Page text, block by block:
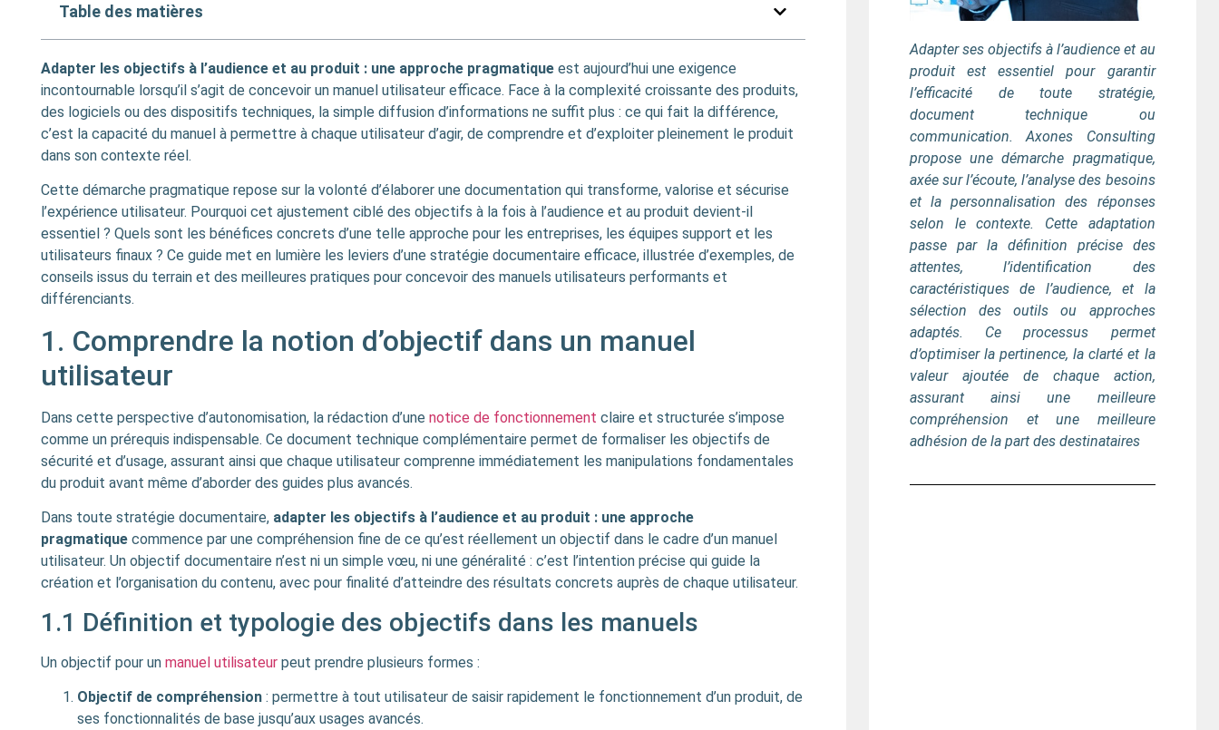
Table des matières
Adapter les objectifs à l’audience et au produit : une approche pragmatique est aujourd’hui une exigence
incontournable lorsqu’il s’agit de concevoir un manuel utilisateur efficace. Face à la complexité croissante des produits,
des logiciels ou des dispositifs techniques, la simple diffusion d’informations ne suffit plus : ce qui fait la différence,
c’est la capacité du manuel à permettre à chaque utilisateur d’agir, de comprendre et d’exploiter pleinement le produit
dans son contexte réel.
Cette démarche pragmatique repose sur la volonté d’élaborer une documentation qui transforme, valorise et sécurise
l’expérience utilisateur. Pourquoi cet ajustement ciblé des objectifs à la fois à l’audience et au produit devient-il
essentiel ? Quels sont les bénéfices concrets d’une telle approche pour les entreprises, les équipes support et les
utilisateurs finaux ? Ce guide met en lumière les leviers d’une stratégie documentaire efficace, illustrée d’exemples, de
conseils issus du terrain et des meilleures pratiques pour concevoir des manuels utilisateurs performants et
différenciants.
1. Comprendre la notion d’objectif dans un manuel
utilisateur
Dans cette perspective d’autonomisation, la rédaction d’une notice de fonctionnement claire et structurée s’impose
comme un prérequis indispensable. Ce document technique complémentaire permet de formaliser les objectifs de
sécurité et d’usage, assurant ainsi que chaque utilisateur comprenne immédiatement les manipulations fondamentales
du produit avant même d’aborder des guides plus avancés.
Dans toute stratégie documentaire, adapter les objectifs à l’audience et au produit : une approche
pragmatique commence par une compréhension fine de ce qu’est réellement un objectif dans le cadre d’un manuel
utilisateur. Un objectif documentaire n’est ni un simple vœu, ni une généralité : c’est l’intention précise qui guide la
création et l’organisation du contenu, avec pour finalité d’atteindre des résultats concrets auprès de chaque utilisateur.
1.1 Définition et typologie des objectifs dans les manuels
Un objectif pour un manuel utilisateur peut prendre plusieurs formes :
Objectif de compréhension : permettre à tout utilisateur de saisir rapidement le fonctionnement d’un produit, de
ses fonctionnalités de base jusqu’aux usages avancés.
Adapter ses objectifs à l’audience et au
produit est essentiel pour garantir
l’efficacité de toute stratégie,
document technique ou
communication. Axones Consulting
propose une démarche pragmatique,
axée sur l’écoute, l’analyse des besoins
et la personnalisation des réponses
selon le contexte. Cette adaptation
passe par la définition précise des
attentes, l’identification des
caractéristiques de l’audience, et la
sélection des outils ou approches
adaptés. Ce processus permet
d’optimiser la pertinence, la clarté et la
valeur ajoutée de chaque action,
assurant ainsi une meilleure
compréhension et une meilleure
adhésion de la part des destinataires